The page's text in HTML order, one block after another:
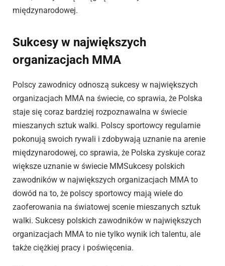
międzynarodowej.
Sukcesy w największych
organizacjach MMA
Polscy zawodnicy odnoszą sukcesy w największych
organizacjach MMA na świecie, co sprawia, że Polska
staje się coraz bardziej rozpoznawalna w świecie
mieszanych sztuk walki. Polscy sportowcy regularnie
pokonują swoich rywali i zdobywają uznanie na arenie
międzynarodowej, co sprawia, że Polska zyskuje coraz
większe uznanie w świecie MMSukcesy polskich
zawodników w największych organizacjach MMA to
dowód na to, że polscy sportowcy mają wiele do
zaoferowania na światowej scenie mieszanych sztuk
walki. Sukcesy polskich zawodników w największych
organizacjach MMA to nie tylko wynik ich talentu, ale
także ciężkiej pracy i poświęcenia.